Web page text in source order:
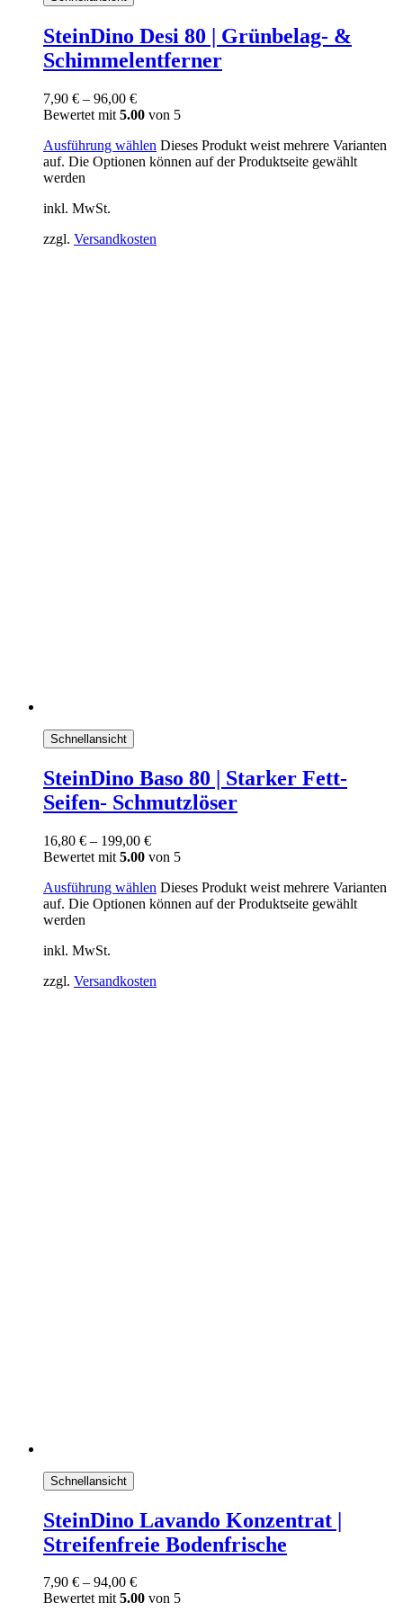
SteinDino Desi 80 | Grünbelag- &
Schimmelentferner
7,90 € – 96,00 €
Bewertet mit 5.00 von 5
Ausführung wählen Dieses Produkt weist mehrere Varianten
auf. Die Optionen können auf der Produktseite gewählt
werden
inkl. MwSt.
zzgl. Versandkosten
Schnellansicht
SteinDino Baso 80 | Starker Fett-
Seifen- Schmutzlöser
16,80 € – 199,00 €
Bewertet mit 5.00 von 5
Ausführung wählen Dieses Produkt weist mehrere Varianten
auf. Die Optionen können auf der Produktseite gewählt
werden
inkl. MwSt.
zzgl. Versandkosten
Schnellansicht
SteinDino Lavando Konzentrat |
Streifenfreie Bodenfrische
7,90 € – 94,00 €
Bewertet mit5.00 von 5